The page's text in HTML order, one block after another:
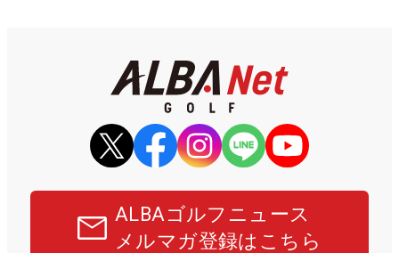
ALBAゴルフニュース
メルマガ登録はこちら